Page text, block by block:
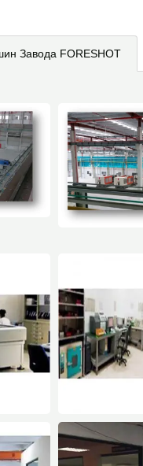
Завода FORESHOT